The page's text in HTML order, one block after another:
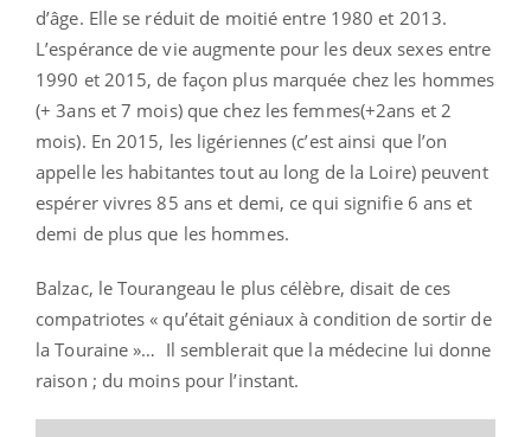
d’âge. Elle se réduit de moitié entre 1980 et 2013.
L’espérance de vie augmente pour les deux sexes entre
1990 et 2015, de façon plus marquée chez les hommes
(+ 3ans et 7 mois) que chez les femmes(+2ans et 2
mois). En 2015, les ligériennes (c’est ainsi que l’on
appelle les habitantes tout au long de la Loire) peuvent
espérer vivres 85 ans et demi, ce qui signifie 6 ans et
demi de plus que les hommes.
Balzac, le Tourangeau le plus célèbre, disait de ces
compatriotes « qu’était géniaux à condition de sortir de
la Touraine »… Il semblerait que la médecine lui donne
raison ; du moins pour l’instant.